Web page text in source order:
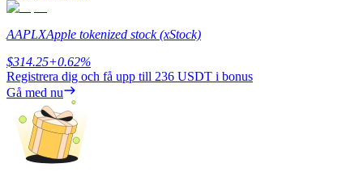
Bitrue Partners
AAPLXApple tokenized stock (xStock)
$314.25+0.62%
Registrera dig och få upp till 236 USDT i bonus
Gå med nu